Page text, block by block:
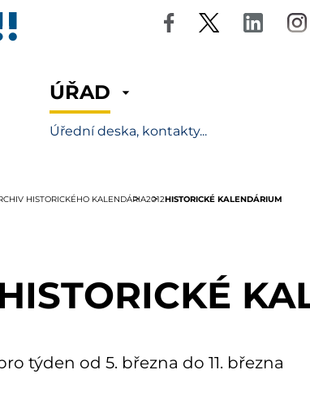
ÚŘAD
Úřední deska, kontakty...
HISTORICKÉHO KALENDÁRIA2012HISTORICKÉ KALENDÁRIUM
týden od 5. března do 11. března